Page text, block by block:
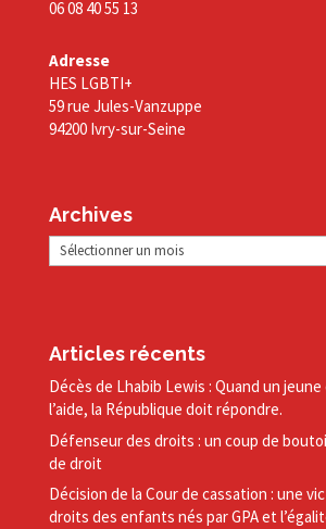
06 08 40 55 13
Adresse
HES LGBTI+
59 rue Jules-Vanzuppe
94200 Ivry-sur-Seine
Archives
Archives
Articles récents
Décès de Lhabib Lewis : Quand un
l’aide, la République doit répondre.
Défenseur des droits : un coup de
de droit
Décision de la Cour de cassation : une
droits des enfants nés par GPA et